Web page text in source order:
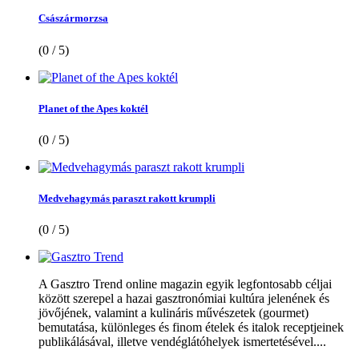
Császármorzsa
(0 / 5)
Planet of the Apes koktél
(0 / 5)
Medvehagymás paraszt rakott krumpli
(0 / 5)
A Gasztro Trend online magazin egyik legfontosabb céljai
között szerepel a hazai gasztronómiai kultúra jelenének és
jövőjének, valamint a kulináris művészetek (gourmet)
bemutatása, különleges és finom ételek és italok receptjeinek
publikálásával, illetve vendéglátóhelyek ismertetésével....